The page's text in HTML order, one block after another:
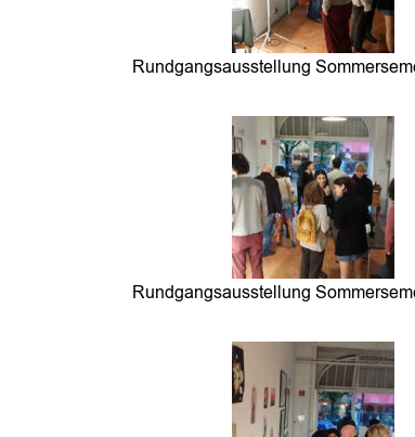
Rundgangsausstellung
Rundgangsausstellung